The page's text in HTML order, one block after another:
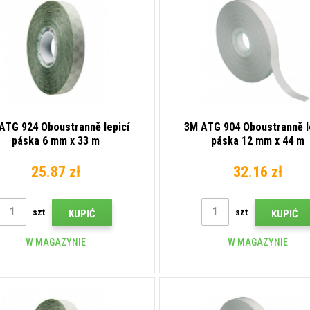
924 Oboustranně lepicí
páska 6 mm x 33 m
25.87 zł
szt KUPIĆ
W MAGAZYNIE
3M ATG 904 Oboustranně
páska 12 mm x 44 m
32.16 zł
szt KUPIĆ
W MAGAZYNIE